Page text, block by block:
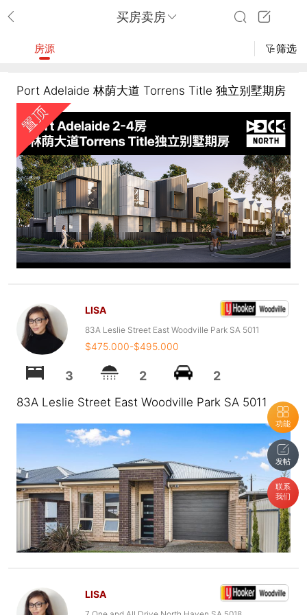
买房卖房
功能
发帖
联系
我们
房源 筛选
Port Adelaide 林荫大道 Torrens Title 独立别墅期房
LISA
83A Leslie Street East Woodville Park SA 5011
$475.000-$495.000
3 2 2
83A Leslie Street East Woodville Park SA 5011
LISA